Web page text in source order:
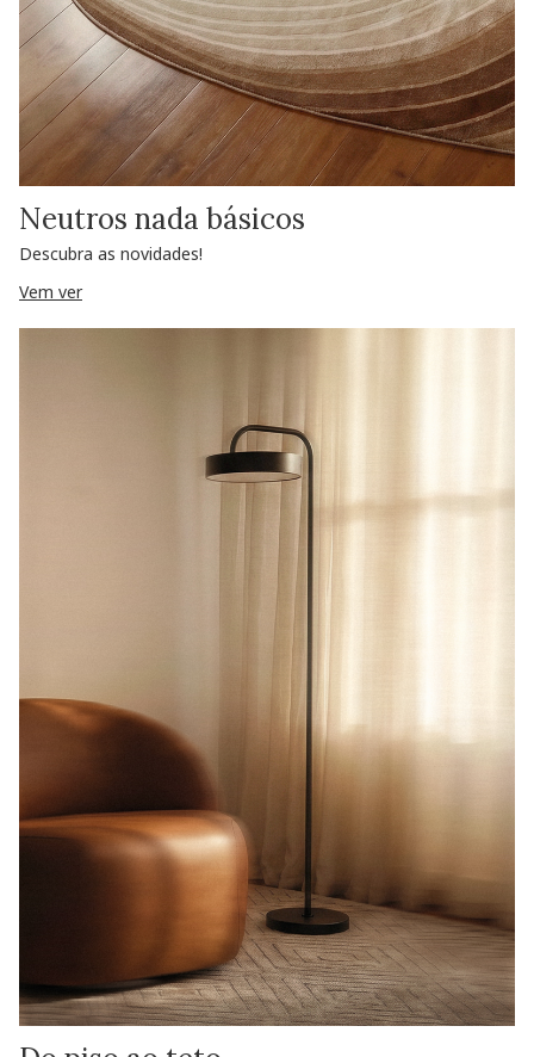
Neutros nada básicos
Descubra as novidades!
Vem ver